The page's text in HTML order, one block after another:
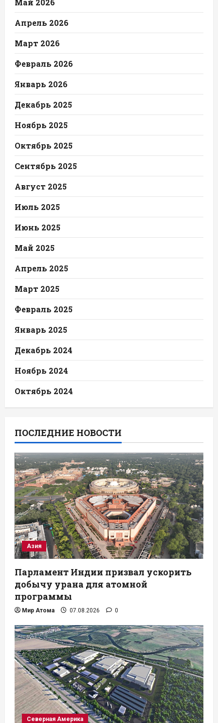
Май 2026
Апрель 2026
Март 2026
Февраль 2026
Январь 2026
Декабрь 2025
Ноябрь 2025
Октябрь 2025
Сентябрь 2025
Август 2025
Июль 2025
Июнь 2025
Май 2025
Апрель 2025
Март 2025
Февраль 2025
Январь 2025
Декабрь 2024
Ноябрь 2024
Октябрь 2024
ПОСЛЕДНИЕ НОВОСТИ
Азия
Парламент Индии призвал ускорить
добычу урана для атомной
программы
Мир Атома 07.08.2026 0
Северная Америка